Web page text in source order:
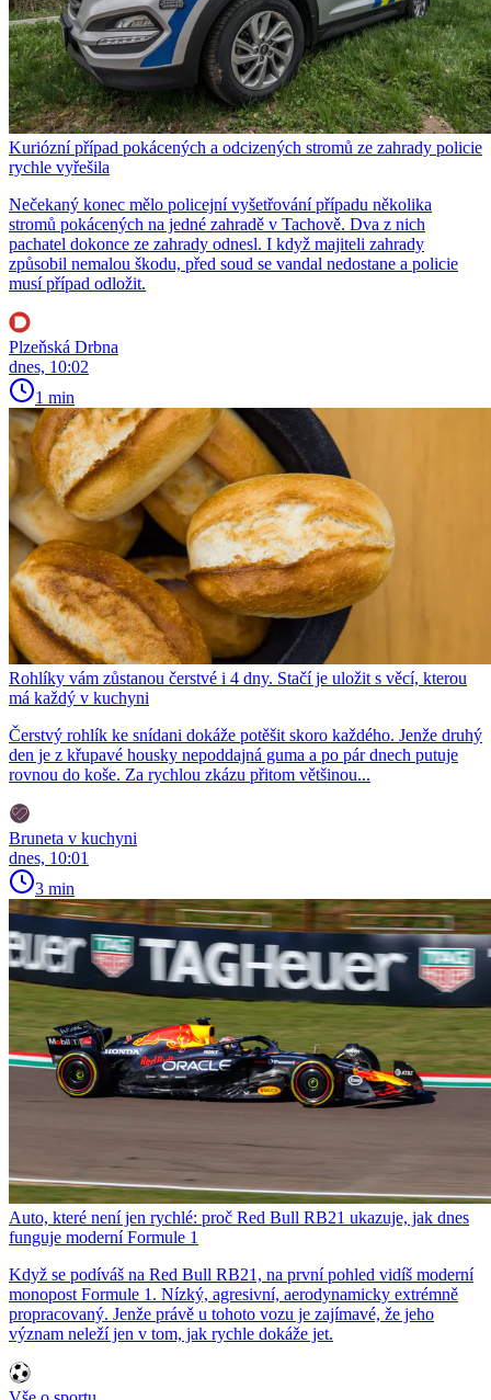
Kuriózní případ pokácených a odcizených stromů ze zahrady policie
rychle vyřešila
Nečekaný konec mělo policejní vyšetřování případu několika
stromů pokácených na jedné zahradě v Tachově. Dva z nich
pachatel dokonce ze zahrady odnesl. I když majiteli zahrady
způsobil nemalou škodu, před soud se vandal nedostane a policie
musí případ odložit.
Plzeňská Drbna
dnes, 10:02
1 min
Rohlíky vám zůstanou čerstvé i 4 dny. Stačí je uložit s věcí, kterou
má každý v kuchyni
Čerstvý rohlík ke snídani dokáže potěšit skoro každého. Jenže druhý
den je z křupavé housky nepoddajná guma a po pár dnech putuje
rovnou do koše. Za rychlou zkázu přitom většinou...
Bruneta v kuchyni
dnes, 10:01
3 min
Auto, které není jen rychlé: proč Red Bull RB21 ukazuje, jak dnes
funguje moderní Formule 1
Když se podíváš na Red Bull RB21, na první pohled vidíš moderní
monopost Formule 1. Nízký, agresivní, aerodynamicky extrémně
propracovaný. Jenže právě u tohoto vozu je zajímavé, že jeho
význam neleží jen v tom, jak rychle dokáže jet.